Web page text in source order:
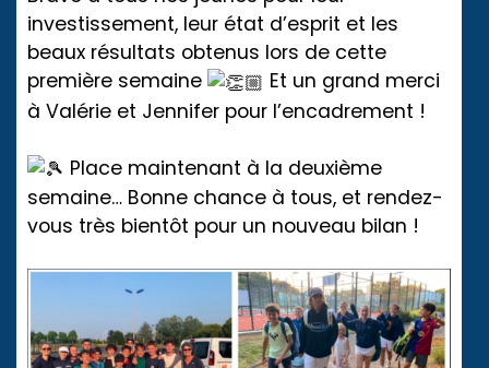
investissement, leur état d’esprit et les
beaux résultats obtenus lors de cette
première semaine
Et un grand merci
à Valérie et Jennifer pour l’encadrement !
Place maintenant à la deuxième
semaine… Bonne chance à tous, et rendez-
vous très bientôt pour un nouveau bilan !